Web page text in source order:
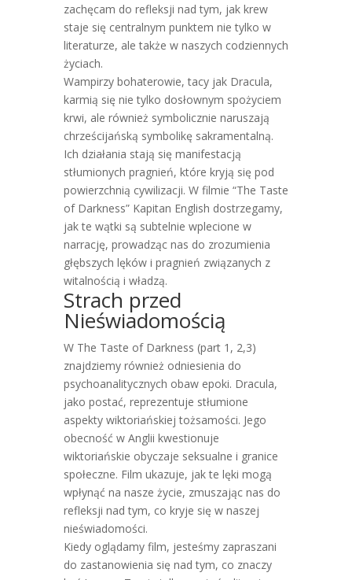
zachęcam do refleksji nad tym, jak krew
staje się centralnym punktem nie tylko w
literaturze, ale także w naszych codziennych
życiach.
Wampirzy bohaterowie, tacy jak Dracula,
karmią się nie tylko dosłownym spożyciem
krwi, ale również symbolicznie naruszają
chrześcijańską symbolikę sakramentalną.
Ich działania stają się manifestacją
stłumionych pragnień, które kryją się pod
powierzchnią cywilizacji. W filmie “The Taste
of Darkness” Kapitan English dostrzegamy,
jak te wątki są subtelnie wplecione w
narrację, prowadząc nas do zrozumienia
głębszych lęków i pragnień związanych z
witalnością i władzą.
Strach przed
Nieświadomością
W The Taste of Darkness (part 1, 2,3)
znajdziemy również odniesienia do
psychoanalitycznych obaw epoki. Dracula,
jako postać, reprezentuje stłumione
aspekty wiktoriańskiej tożsamości. Jego
obecność w Anglii kwestionuje
wiktoriańskie obyczaje seksualne i granice
społeczne. Film ukazuje, jak te lęki mogą
wpłynąć na nasze życie, zmuszając nas do
refleksji nad tym, co kryje się w naszej
nieświadomości.
Kiedy oglądamy film, jesteśmy zapraszani
do zastanowienia się nad tym, co znaczy